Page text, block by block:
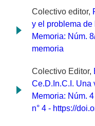
Colectivo editor,
y el problema de
Memoria: Núm.
memoria
Colectivo Editor,
Ce.D.In.C.I. Una
Memoria: Núm.
n° 4 - https://